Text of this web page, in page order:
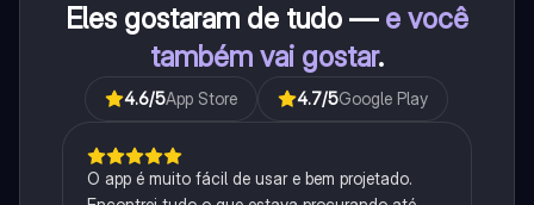
Eles gostaram de tudo — e você
também vai gostar.
4.6/5App Store 4.7/5Google Play
O app é muito fácil de usar e bem projetado.